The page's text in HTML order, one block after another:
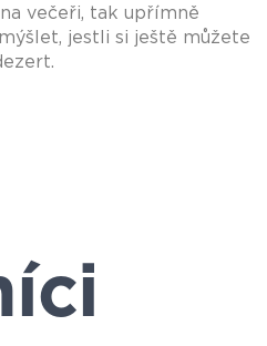
večeři, tak upřímně
jestli si ještě můžete